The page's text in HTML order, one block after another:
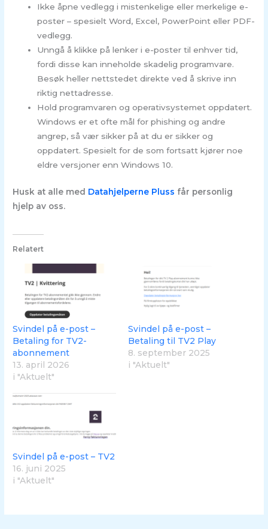
Ikke åpne vedlegg i mistenkelige eller merkelige e-
poster – spesielt Word, Excel, PowerPoint eller PDF-
vedlegg.
Unngå å klikke på lenker i e-poster til enhver tid,
fordi disse kan inneholde skadelig programvare.
Besøk heller nettstedet direkte ved å skrive inn
riktig nettadresse.
Hold programvaren og operativsystemet oppdatert.
Windows er et ofte mål for phishing og andre
angrep, så vær sikker på at du er sikker og
oppdatert. Spesielt for de som fortsatt kjører noe
eldre versjoner enn Windows 10.
Husk at alle med Datahjelperne Pluss får personlig
hjelp av oss.
Relatert
Svindel på e-post –
Betaling for TV2-
abonnement
13. april 2026
i "Aktuelt"
Svindel på e-post –
Betaling til TV2 Play
8. september 2025
i "Aktuelt"
Svindel på e-post – TV2
16. juni 2025
i "Aktuelt"